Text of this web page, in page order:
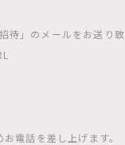
待」のメールをお送り
電話を差し上げます。